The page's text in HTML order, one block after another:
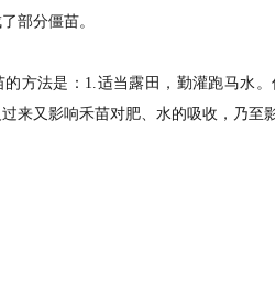
部分僵苗。
法是：1.适当露田，勤灌跑马水。
来又影响禾苗对肥、水的吸收，乃至